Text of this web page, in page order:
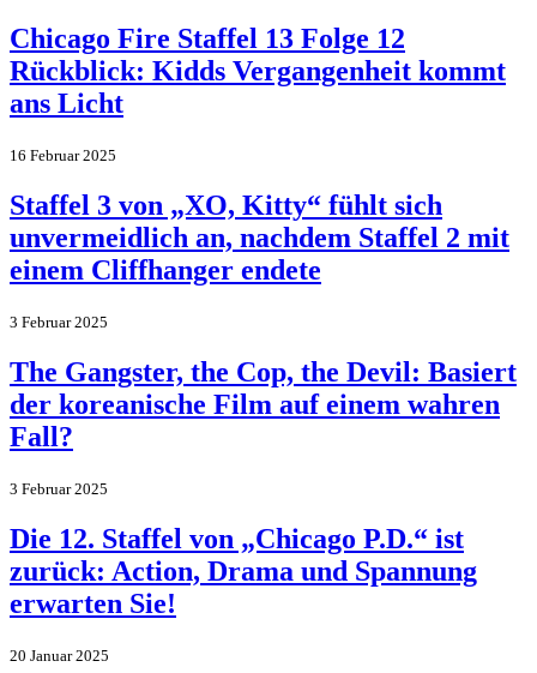
Chicago Fire Staffel 13 Folge 12
Rückblick: Kidds Vergangenheit kommt
ans Licht
16 Februar 2025
Staffel 3 von „XO, Kitty“ fühlt sich
unvermeidlich an, nachdem Staffel 2 mit
einem Cliffhanger endete
3 Februar 2025
The Gangster, the Cop, the Devil: Basiert
der koreanische Film auf einem wahren
Fall?
3 Februar 2025
Die 12. Staffel von „Chicago P.D.“ ist
zurück: Action, Drama und Spannung
erwarten Sie!
20 Januar 2025